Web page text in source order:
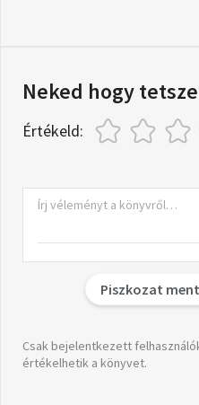
Neked hogy
Értékeld:
Piszkozat
Csak bejelentkezett
értékelhetik a könyvet.